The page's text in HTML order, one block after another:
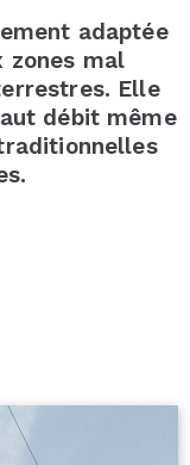
adaptée
zones mal
Elle
débit même